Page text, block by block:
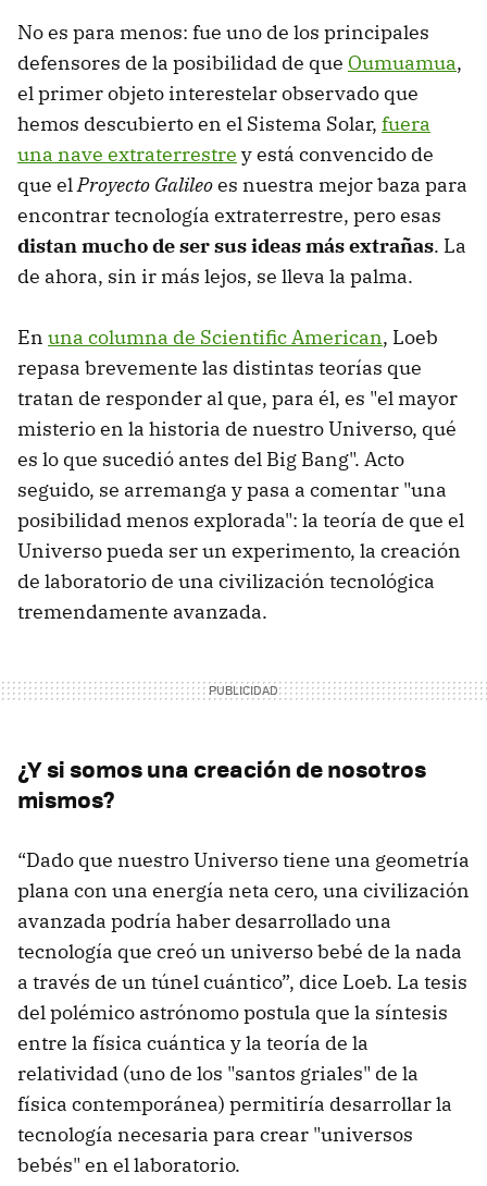
No es para menos: fue uno de los principales
defensores de la posibilidad de que Oumuamua,
el primer objeto interestelar observado que
hemos descubierto en el Sistema Solar, fuera
una nave extraterrestre y está convencido de
que elProyecto Galileoes nuestra mejor baza para
encontrar tecnología extraterrestre, pero esas
distan mucho de ser sus ideas más extrañas. La
de ahora, sin ir más lejos, se lleva la palma.
En una columna de Scientific American, Loeb
repasa brevemente las distintas teorías que
tratan de responder al que, para él, es "el mayor
misterio en la historia de nuestro Universo, qué
es lo que sucedió antes del Big Bang". Acto
seguido, se arremanga y pasa a comentar "una
posibilidad menos explorada": la teoría de que el
Universo pueda ser un experimento, la creación
de laboratorio de una civilización tecnológica
tremendamente avanzada.
¿Y si somos una creación de nosotros
mismos?
“Dado que nuestro Universo tiene una geometría
plana con una energía neta cero, una civilización
avanzada podría haber desarrollado una
tecnología que creó un universo bebé de la nada
a través de un túnel cuántico”, dice Loeb. La tesis
del polémico astrónomo postula que la síntesis
entre la física cuántica y la teoría de la
relatividad (uno de los "santos griales" de la
física contemporánea) permitiría desarrollar la
tecnología necesaria para crear "universos
bebés" en el laboratorio.